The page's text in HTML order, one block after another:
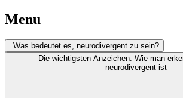
Menu
Was bedeutet es, neurodivergent zu sein?
Die wichtigsten Anzeichen: Wie man
neurodivergent ist